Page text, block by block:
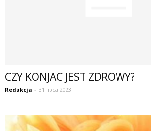
CZY KONJAC JEST ZDROWY?
Redakcja - 31 lipca 2023